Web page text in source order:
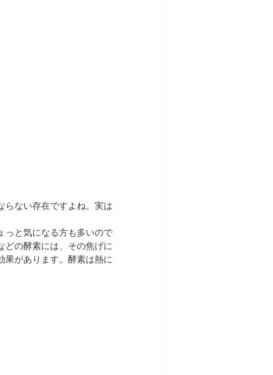
らない存在ですよね。実は
っと気になる方も多いので
どの酵素には、その焦げに
果があります。酵素は熱に